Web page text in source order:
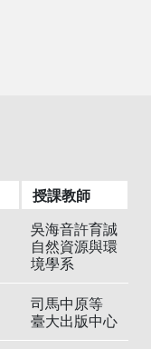
授課教師
吳海音許育誠
自然資源與環
境學系
司馬中原等
臺大出版中心